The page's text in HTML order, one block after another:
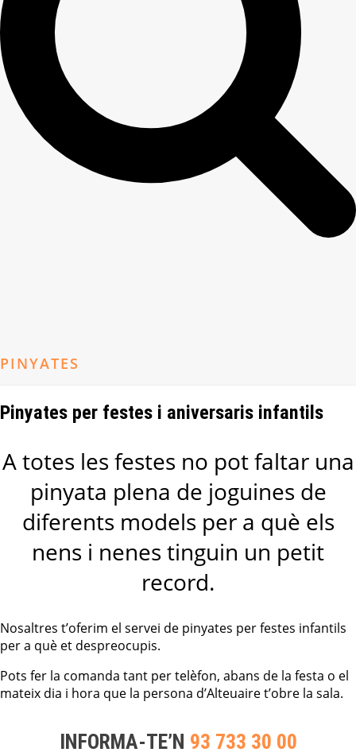
PINYATES
Pinyates per festes i aniversaris infantils
A totes les festes no pot faltar una
pinyata plena de joguines de
diferents models per a què els
nens i nenes tinguin un petit
record.
Nosaltres t’oferim el servei de pinyates per festes infantils
per a què et despreocupis.
Pots fer la comanda tant per telèfon, abans de la festa o el
mateix dia i hora que la persona d’Alteuaire t’obre la sala.
INFORMA-TE’N 93 733 30 00